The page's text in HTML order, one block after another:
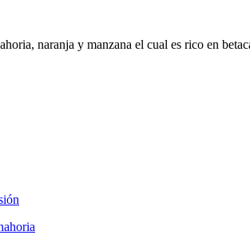
naranja y manzana el cual es rico en